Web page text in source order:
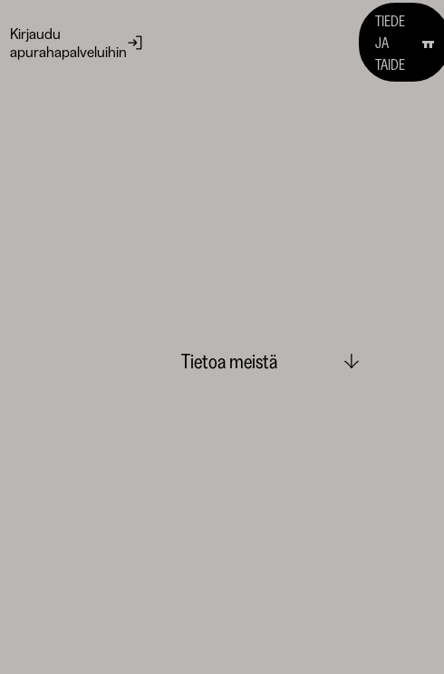
Kirjaudu
apurahapalveluihin
Tietoa meistä
TIEDE
JA
TAIDE